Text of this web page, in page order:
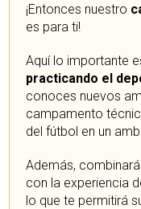
¡Entonces nuestro
es para ti!
Aquí lo importante
practicando el
conoces nuevos
campamento
del fútbol en un
Además,
con la experiencia
lo que te permitirá